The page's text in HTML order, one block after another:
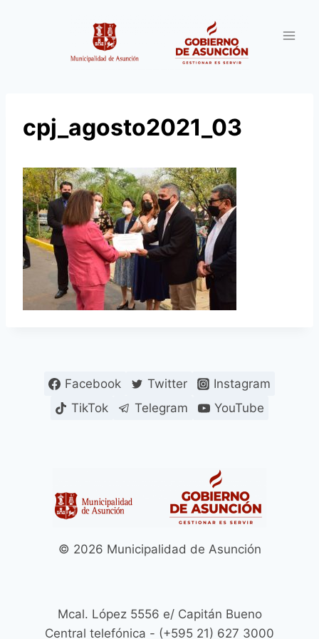
cpj_agosto2021_03
Facebook Twitter
Instagram
TikTok
Telegram YouTube
© 2026 Municipalidad de Asunción
Mcal. López 5556 e/ Capitán Bueno
Central telefónica - (+595 21) 627 3000